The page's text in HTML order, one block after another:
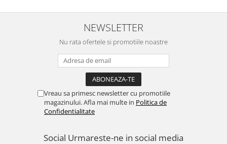
NEWSLETTER
Nu rata ofertele si promotiile noastre
Vreau sa primesc newsletter cu promotiile
magazinului. Afla mai multe in Politica de
Confidentialitate
Social Urmareste-ne in social media